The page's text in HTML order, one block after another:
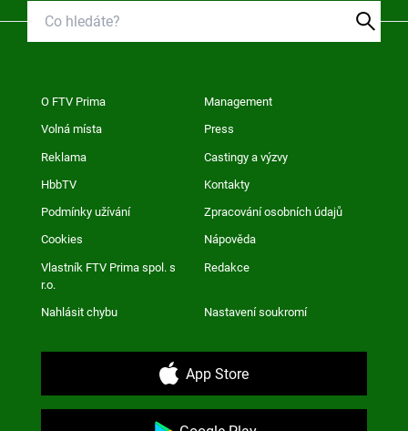
O FTV Prima Management
Volná místa Press
Reklama Castingy a výzvy
HbbTV Kontakty
Podmínky užívání Zpracování osobních údajů
Cookies Nápověda
Vlastník FTV Prima spol. s
r.o.
Redakce
Nahlásit chybu Nastavení soukromí
App Store